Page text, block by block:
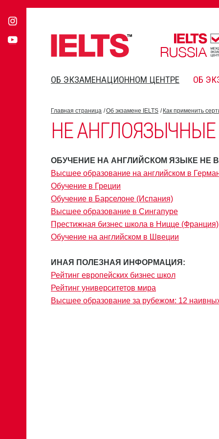
ОБ ЭКЗАМЕНАЦИОННОМ ЦЕНТРЕ ОБ
Главная страница Об экзамене IELTS Как применить
НЕ
ОБУЧЕНИЕ НА АНГЛИЙСКОМ ЯЗЫКЕ НЕ
Высшее образование на английском в
Обучение в Греции
Обучение в Барселоне (Испания)
Высшее образование в Сингапуре
Престижная бизнес школа в Ницце (Франция)
Обучение на английском в Швеции
ИНАЯ ПОЛЕЗНАЯ ИНФОРМАЦИЯ:
Рейтинг европейских бизнес школ
Рейтинг университетов мира
Высшее образование за рубежом: 12